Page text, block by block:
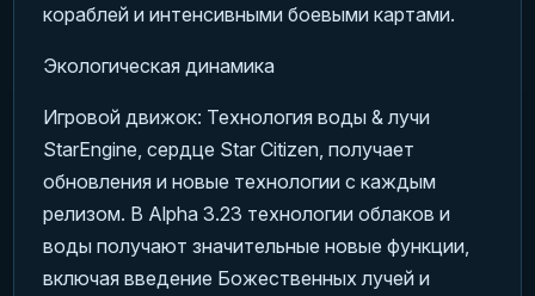
кораблей и интенсивными боевыми картами.
Экологическая динамика
Игровой движок: Технология воды & лучи
StarEngine, сердце Star Citizen, получает
обновления и новые технологии с каждым
релизом. В Alpha 3.23 технологии облаков и
воды получают значительные новые функции,
включая введение Божественных лучей и